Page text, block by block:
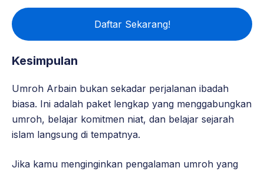
Daftar Sekarang!
Kesimpulan
Umroh Arbain bukan sekadar perjalanan ibadah
biasa. Ini adalah paket lengkap yang menggabungkan
umroh, belajar komitmen niat, dan belajar sejarah
islam langsung di tempatnya.
Jika kamu menginginkan pengalaman umroh yang